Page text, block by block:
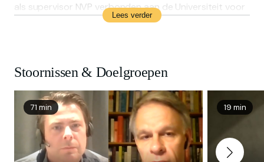
als supervisor NVP verbonden aan de Universiteit voor
Humanistiek en ARQ Nationaal Psychotrauma Centrum.
over stress sensibilisatie. Zijn huidige onderzoek over
PTSS en traumatische rouw richt zich op
betekenisgeving, epidemiologische en culturele
aspecten, diagnose, preventie en behandeling.
Lees verder
Stoornissen & Doelgroepen
71 min 19 min